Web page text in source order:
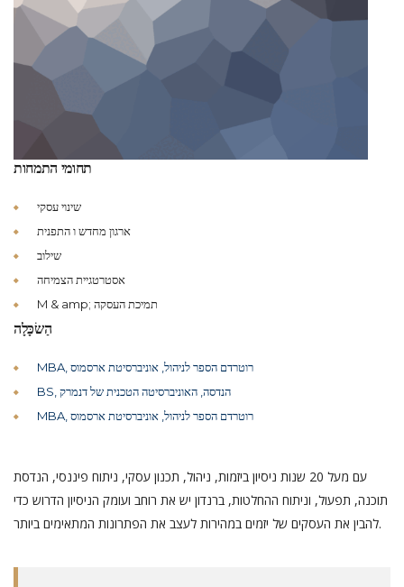
תחומי התמחות
שינוי עסקי
ארגון מחדש ו התפנית
שילוב
אסטרטגיית הצמיחה
M & amp; תמיכת העסקה
הַשׂכָּלָה
MBA, רוטרדם הספר לניהול, אוניברסיטת ארסמוס
BS, הנדסה, האוניברסיטה הטכנית של דנמרק
MBA, רוטרדם הספר לניהול, אוניברסיטת ארסמוס
עם מעל 20 שנות ניסיון ביזמות, ניהול, תכנון עסקי, ניתוח פיננסי, הנדסת
תוכנה, תפעול, וניתוח ההחלטות, ברנדון יש את רוחב ועומק הניסיון הדרוש כדי
להבין את העסקים של יזמים במהירות לעצב את הפתרונות המתאימים ביותר.